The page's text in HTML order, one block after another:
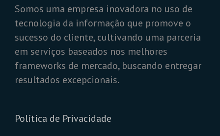
Somos uma empresa inovadora no uso de
tecnologia da informação que promove o
sucesso do cliente, cultivando uma parceria
em serviços baseados nos melhores
frameworks de mercado, buscando entregar
resultados excepcionais.
Política de Privacidade